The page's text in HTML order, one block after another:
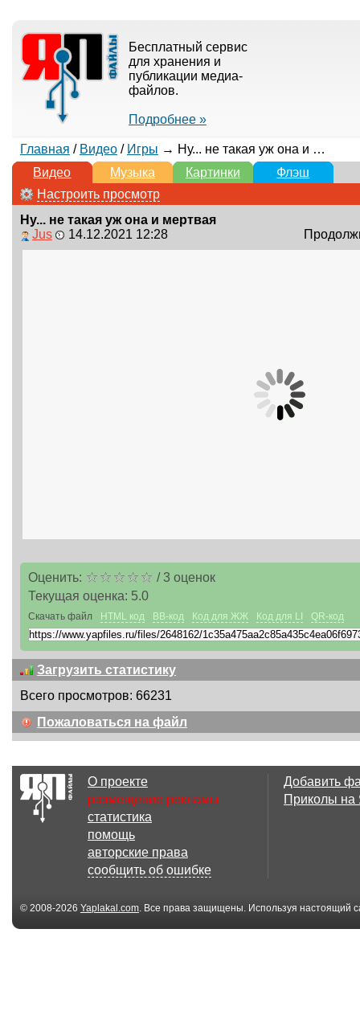
Бесплатный сервис
для хранения и
публикации медиа-
файлов.
Подробнее »
Главная / Видео/ Игры → Ну... не такая уж она и мертвая
Видео
Музыка Картинки
Флэш
Настроить просмотр
Ну... не такая уж она и мертвая
Jus
14.12.2021 12:28
Оценить: /3 оценок
Текущая оценка: 5.0
Скачать файл HTML код BB-код Код для ЖЖ Код для LI QR-код
Загрузить статистику
Всего просмотров: 66231
Пожаловаться на файл
О проекте
размещение рекламы
статистика
помощь
авторские права
сообщить об ошибке
Добавить
Приколы
© 2008-2026 Yaplakal.com. Все права защищены. Используя настоящий